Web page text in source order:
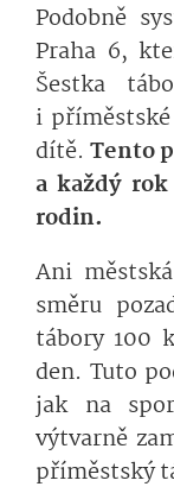
Podobně
Praha 6,
Šestka
i
dítě. Tento
a každý
rodin.
Ani
směru
tábory 100
den. Tuto
jak na
výtvarně
příměstský